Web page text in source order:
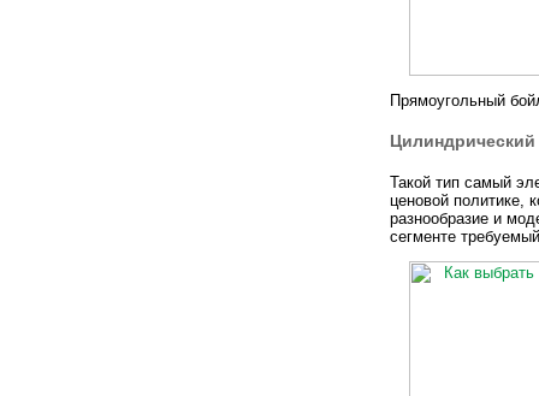
Прямоугольный
Цилиндрический
Такой тип самый
ценовой политике,
разнообразие и
сегменте